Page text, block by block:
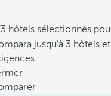
hôtels sélectionnés
jusqu’à 3 hôtels